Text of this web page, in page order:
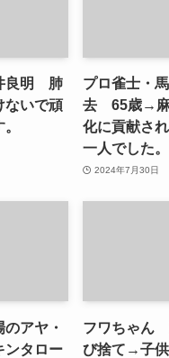
良明 肺
いで頑
プロ雀士・
去 65歳→麻
化に貢献さ
一人でした。
2024年7月30日
アヤ・
タロー
フワちゃん
び捨て→子